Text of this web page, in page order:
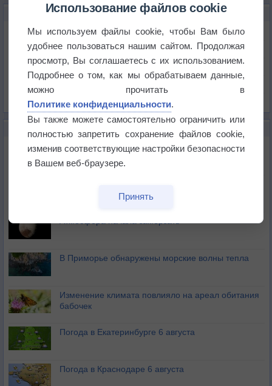
КАРТЫ ПОГОДЫ В КАСТРО-ВЕЛЛИ
Температура
Давление
Осадки
Список всех карт
Космическая погода влияет на транспорт
Атмосфера начала замерзать
В Приморье обнаружены морские волны тепла
Изменение климата повлияло на ареал обитания
бабочек
Погода в Екатеринбурге 6 августа
Погода в Краснодаре 6 августа
Использование файлов cookie
Мы используем файлы cookie, чтобы Вам было
удобнее пользоваться нашим сайтом. Продолжая
просмотр, Вы соглашаетесь с их использованием.
Подробнее о том, как мы обрабатываем данные,
можно прочитать в
Политике конфиденциальности.
Вы также можете самостоятельно ограничить или
полностью запретить сохранение файлов cookie,
изменив соответствующие настройки безопасности
в Вашем веб-браузере.
Принять